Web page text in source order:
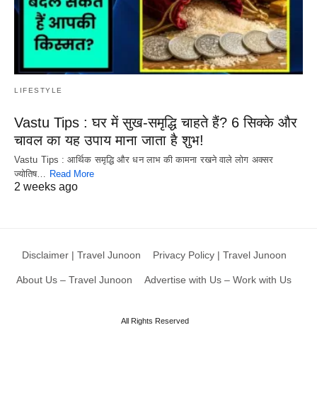
LIFESTYLE
Vastu Tips : घर में सुख-समृद्धि चाहते हैं? 6 सिक्के और
चावल का यह उपाय माना जाता है शुभ!
Vastu Tips : आर्थिक समृद्धि और धन लाभ की कामना रखने वाले लोग अक्सर
ज्योतिष… Read More
2 weeks ago
Disclaimer | Travel Junoon Privacy Policy | Travel Junoon
About Us – Travel Junoon Advertise with Us – Work with Us
All Rights Reserved